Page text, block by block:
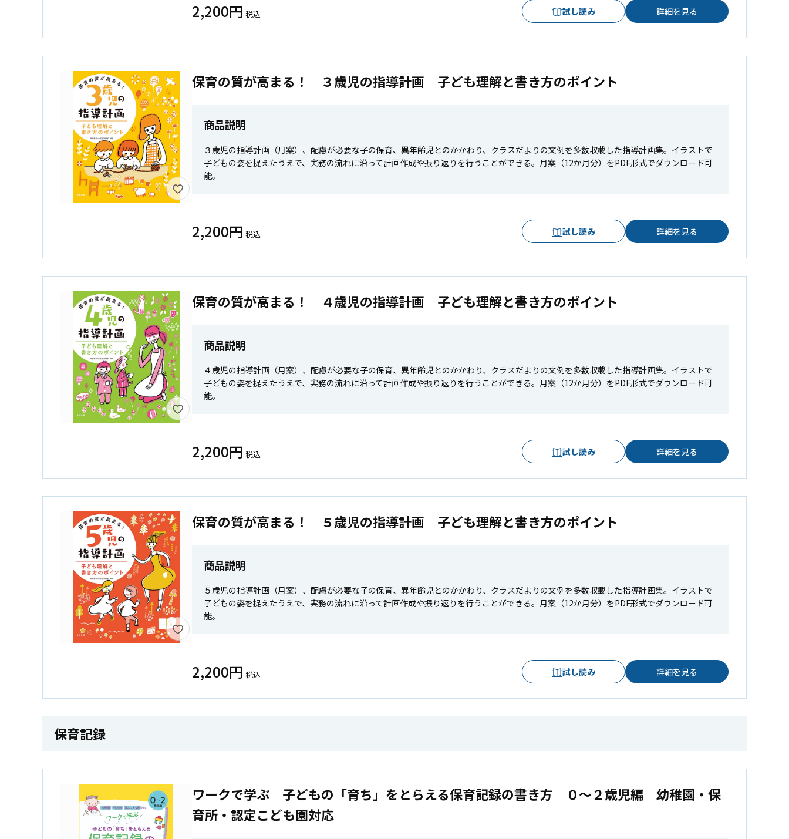
2,200円 税込 試し読み 詳細を見る
保育の質が高まる！ ３歳児の指導計画 子ども理解と書き方のポイント
商品説明
３歳児の指導計画（月案）、配慮が必要な子の保育、異年齢児とのかかわり、クラスだよりの文例を多数収載した指導計画集。イラストで
子どもの姿を捉えたうえで、実務の流れに沿って計画作成や振り返りを行うことができる。月案（12か月分）をPDF形式でダウンロード可
能。
2,200円 税込 試し読み 詳細を見る
保育の質が高まる！ ４歳児の指導計画 子ども理解と書き方のポイント
商品説明
４歳児の指導計画（月案）、配慮が必要な子の保育、異年齢児とのかかわり、クラスだよりの文例を多数収載した指導計画集。イラストで
子どもの姿を捉えたうえで、実務の流れに沿って計画作成や振り返りを行うことができる。月案（12か月分）をPDF形式でダウンロード可
能。
2,200円 税込 試し読み 詳細を見る
保育の質が高まる！ ５歳児の指導計画 子ども理解と書き方のポイント
商品説明
５歳児の指導計画（月案）、配慮が必要な子の保育、異年齢児とのかかわり、クラスだよりの文例を多数収載した指導計画集。イラストで
子どもの姿を捉えたうえで、実務の流れに沿って計画作成や振り返りを行うことができる。月案（12か月分）をPDF形式でダウンロード可
能。
2,200円 税込 試し読み 詳細を見る
保育記録
ワークで学ぶ 子どもの「育ち」をとらえる保育記録の書き方 ０～２歳児編 幼稚園・保
育所・認定こども園対応